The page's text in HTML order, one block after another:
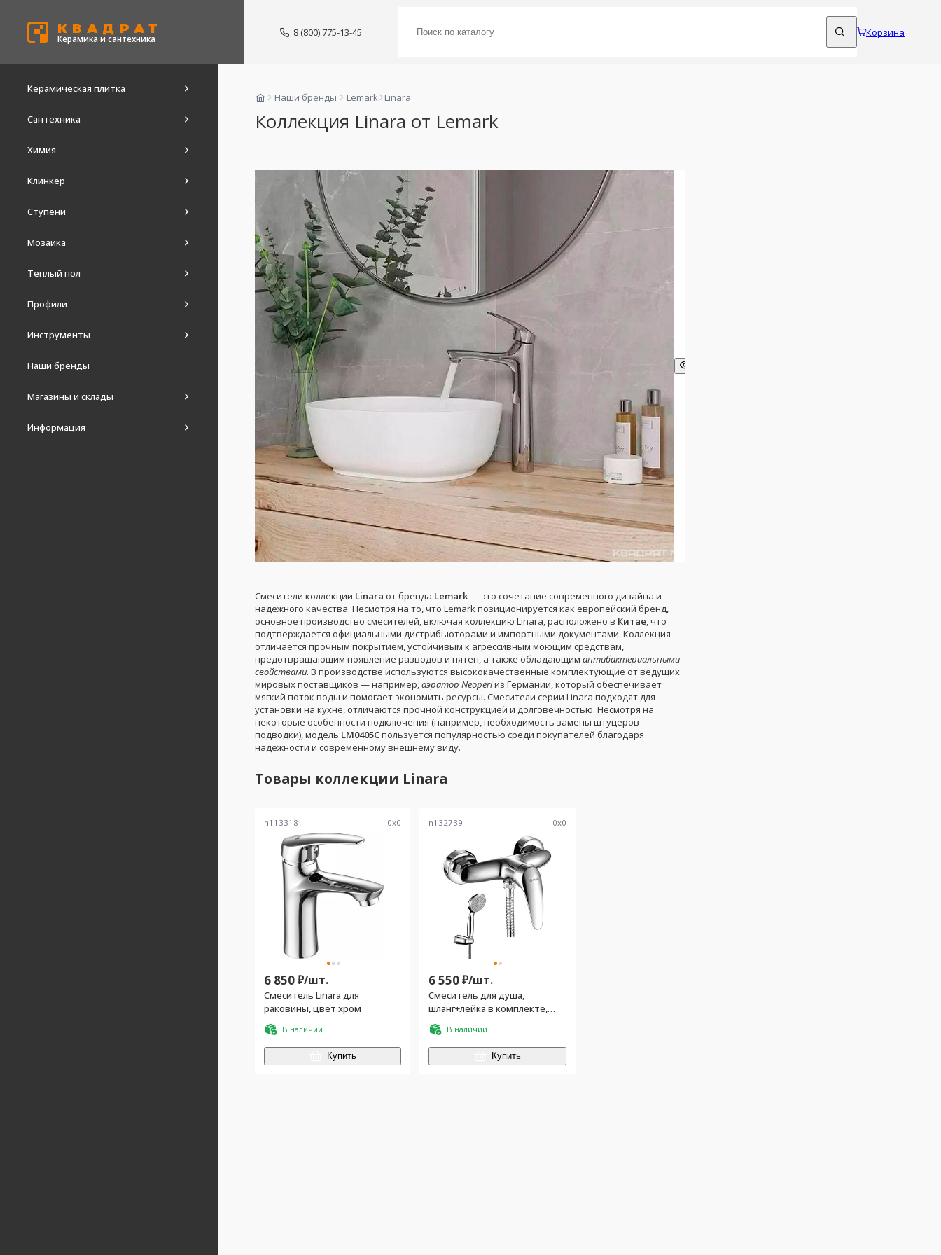
КВАДРАТ
Керамика и сантехника
8 (800) 775-13-45 Корзина
Керамическая плитка
Сантехника
Химия
Клинкер
Ступени
Мозаика
Теплый пол
Профили
Инструменты
Наши бренды
Магазины и склады
Информация
Наши бренды Lemark Linara
Коллекция Linara от Lemark
Смесители коллекции Linara от бренда Lemark— это сочетание современного дизайна и
надежного качества. Несмотря на то, что Lemark позиционируется как европейский бренд,
основное производство смесителей, включая коллекцию Linara, расположено в Китае , что
подтверждается официальными дистрибьюторами и импортными документами. Коллекция
отличается прочным покрытием, устойчивым к агрессивным моющим средствам,
предотвращающим появление разводов и пятен, а также обладающим антибактериальными
свойствами. В производстве используются высококачественные комплектующие от ведущих
мировых поставщиков — например, аэратор Neoperlиз Германии, который обеспечивает
мягкий поток воды и помогает экономить ресурсы. Смесители серии Linara подходят для
установки на кухне, отличаются прочной конструкцией и долговечностью. Несмотря на
некоторые особенности подключения (например, необходимость замены штуцеров
подводки), модель LM0405Cпользуется популярностью среди покупателей благодаря
надежности и современному внешнему виду.
Товары коллекции Linara
n113318 0x0
6 850₽/шт.
Смеситель Linara для
раковины, цвет хром
В наличии
Купить
n132739 0x0
6 550₽/шт.
Смеситель для душа,
шланг+лейка в комплекте,
хром
В наличии
Купить